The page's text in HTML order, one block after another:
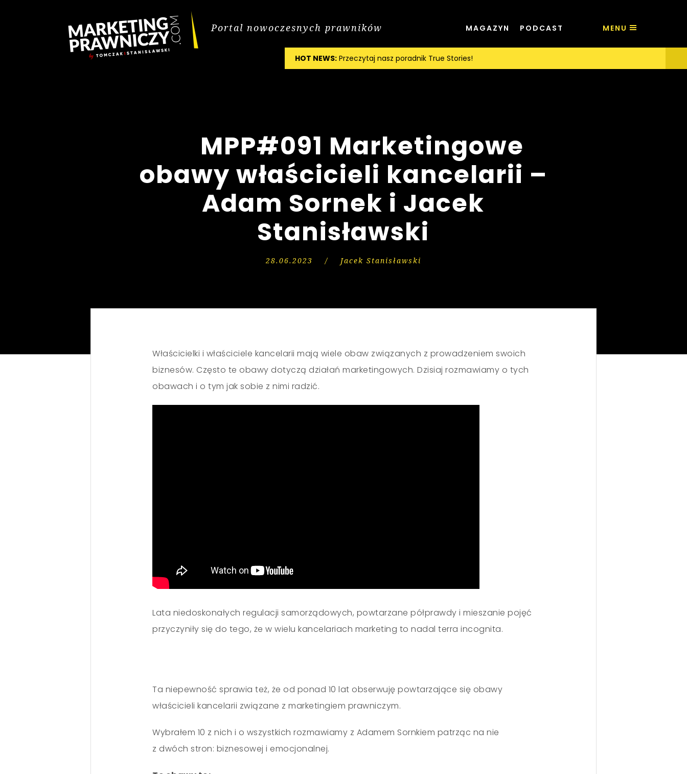
Portal nowoczesnych prawników MAGAZYN PODCAST MENU
HOT NEWS: Przeczytaj nasz poradnik True Stories!
MPP#091 Marketingowe
obawy właścicieli kancelarii –
Adam Sornek i Jacek
Stanisławski
28.06.2023 / Jacek Stanisławski
Właścicielki i właściciele kancelarii mają wiele obaw związanych z prowadzeniem swoich
biznesów. Często te obawy dotyczą działań marketingowych. Dzisiaj rozmawiamy o tych
obawach i o tym jak sobie z nimi radzić.
Lata niedoskonałych regulacji samorządowych, powtarzane półprawdy i mieszanie pojęć
przyczyniły się do tego, że w wielu kancelariach marketing to nadal terra incognita.
Ta niepewność sprawia też, że od ponad 10 lat obserwuję powtarzające się obawy
właścicieli kancelarii związane z marketingiem prawniczym.
Wybrałem 10 z nich i o wszystkich rozmawiamy z Adamem Sornkiem patrząc na nie
z dwóch stron: biznesowej i emocjonalnej.